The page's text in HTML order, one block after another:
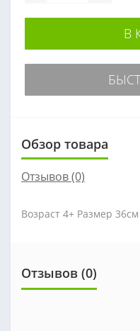
В
Обзор товара
Отзывов (0)
Возраст 4+ Размер
Отзывов (0)